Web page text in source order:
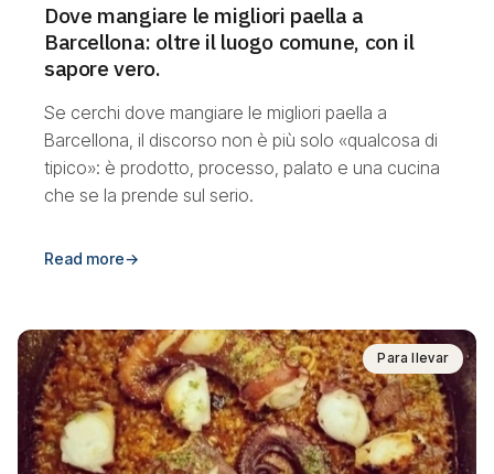
Dove mangiare le migliori paella a
Barcellona: oltre il luogo comune, con il
sapore vero.
Se cerchi dove mangiare le migliori paella a
Barcellona, il discorso non è più solo «qualcosa di
tipico»: è prodotto, processo, palato e una cucina
che se la prende sul serio.
Read more→
Para llevar